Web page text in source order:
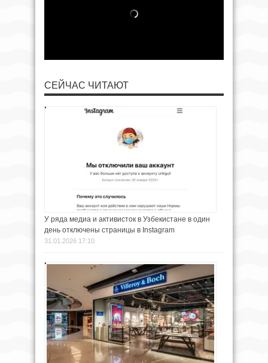
СЕЙЧАС ЧИТАЮТ
У ряда медиа и активисток в Узбекистане в один
день отключены страницы в Instagram
31.01.2026 17:10